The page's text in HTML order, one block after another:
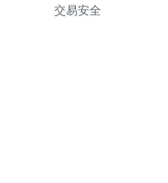
交易安全